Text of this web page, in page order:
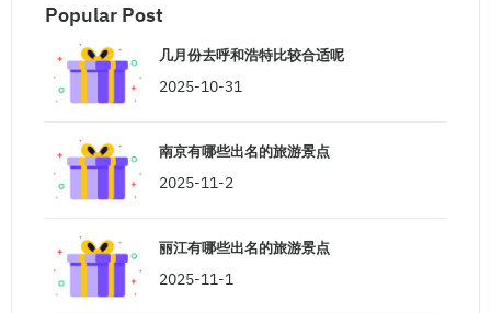
Popular Post
几月份去呼和浩特比较合适呢
2025-10-31
南京有哪些出名的旅游景点
2025-11-2
丽江有哪些出名的旅游景点
2025-11-1